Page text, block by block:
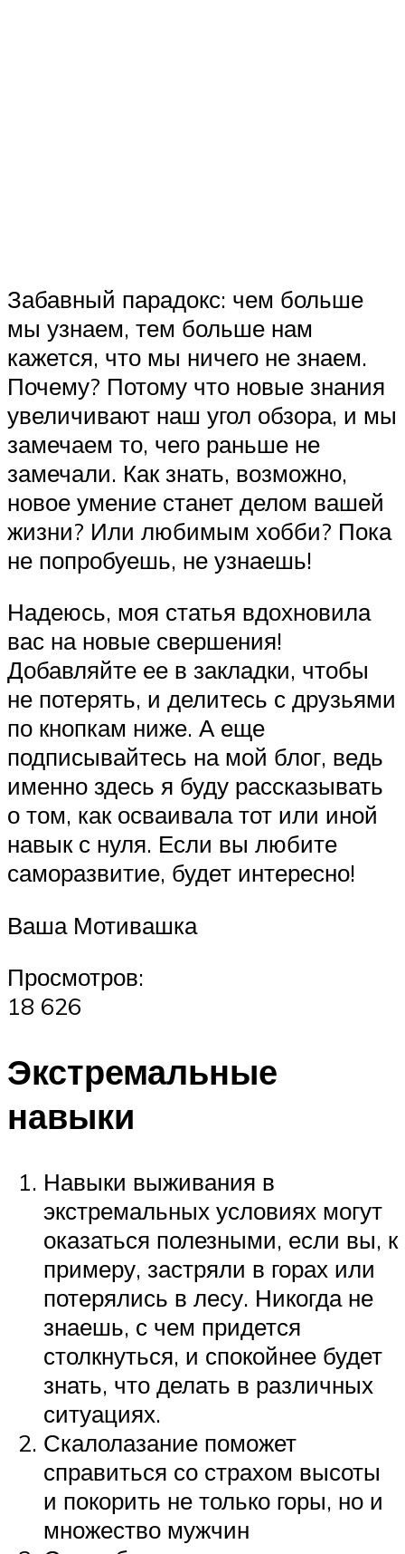
Забавный парадокс: чем больше
мы узнаем, тем больше нам
кажется, что мы ничего не знаем.
Почему? Потому что новые знания
увеличивают наш угол обзора, и мы
замечаем то, чего раньше не
замечали. Как знать, возможно,
новое умение станет делом вашей
жизни? Или любимым хобби? Пока
не попробуешь, не узнаешь!
Надеюсь, моя статья вдохновила
вас на новые свершения!
Добавляйте ее в закладки, чтобы
не потерять, и делитесь с друзьями
по кнопкам ниже. А еще
подписывайтесь на мой блог, ведь
именно здесь я буду рассказывать
о том, как осваивала тот или иной
навык с нуля. Если вы любите
саморазвитие, будет интересно!
Ваша Мотивашка
Просмотров:
18 626
Экстремальные
навыки
Навыки выживания в
экстремальных условиях могут
оказаться полезными, если вы, к
примеру, застряли в горах или
потерялись в лесу. Никогда не
знаешь, с чем придется
столкнуться, и спокойнее будет
знать, что делать в различных
ситуациях.
Скалолазание поможет
справиться со страхом высоты
и покорить не только горы, но и
множество мужчин